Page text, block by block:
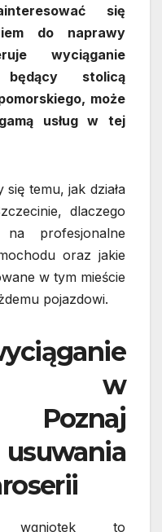
się
do naprawy
wyciąganie
stolicą
może
usług w tej
temu, jak działa
dlaczego
profesjonalne
oraz jakie
w tym mieście
pojazdowi.
w
Poznaj
wgniotek to